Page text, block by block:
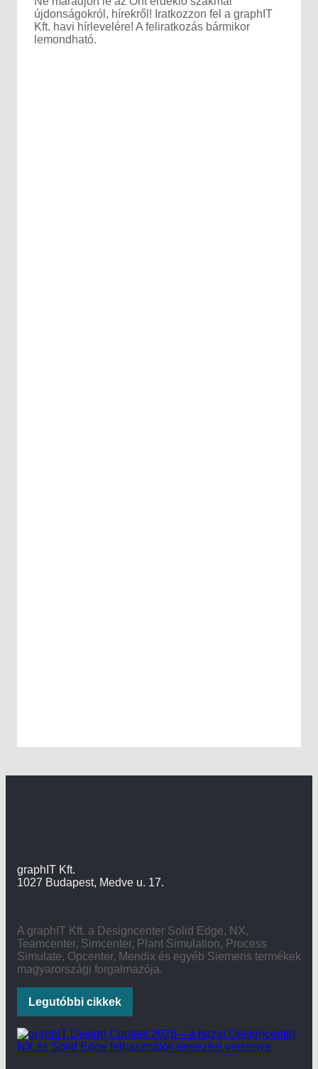
újdonságokról, hírekről! Iratkozzon fel a graphIT
Kft. havi hírlevelére! A feliratkozás bármikor
lemondható.
graphIT Kft.
1027 Budapest, Medve u. 17.
A graphIT Kft. a Designcenter Solid Edge, NX,
Teamcenter, Simcenter, Plant Simulation, Process
Simulate, Opcenter, Mendix és egyéb Siemens termékek
magyarországi forgalmazója.
Legutóbbi cikkek